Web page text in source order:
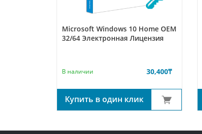
Microsoft Windows 10 Home OEM
32/64 Электронная Лицензия
В наличии 30,400₸
Купить в один клик